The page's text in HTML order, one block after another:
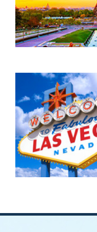
Ahorra entre
Ahorra entre